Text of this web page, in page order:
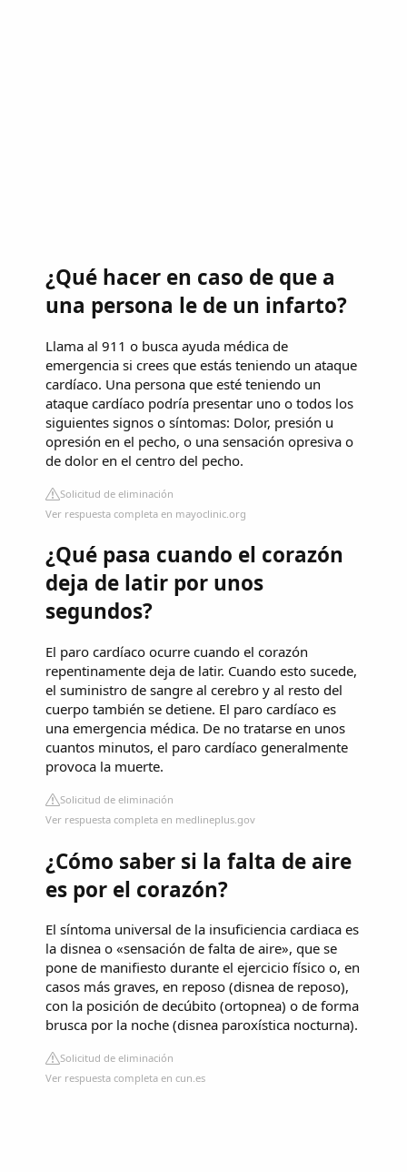
¿Qué hacer en caso de que a
una persona le de un infarto?
Llama al 911 o busca ayuda médica de
emergencia si crees que estás teniendo un ataque
cardíaco. Una persona que esté teniendo un
ataque cardíaco podría presentar uno o todos los
siguientes signos o síntomas: Dolor, presión u
opresión en el pecho, o una sensación opresiva o
de dolor en el centro del pecho.
Solicitud de eliminación
Ver respuesta completa en mayoclinic.org
¿Qué pasa cuando el corazón
deja de latir por unos
segundos?
El paro cardíaco ocurre cuando el corazón
repentinamente deja de latir. Cuando esto sucede,
el suministro de sangre al cerebro y al resto del
cuerpo también se detiene. El paro cardíaco es
una emergencia médica. De no tratarse en unos
cuantos minutos, el paro cardíaco generalmente
provoca la muerte.
Solicitud de eliminación
Ver respuesta completa en medlineplus.gov
¿Cómo saber si la falta de aire
es por el corazón?
El síntoma universal de la insuficiencia cardiaca es
la disnea o «sensación de falta de aire», que se
pone de manifiesto durante el ejercicio físico o, en
casos más graves, en reposo (disnea de reposo),
con la posición de decúbito (ortopnea) o de forma
brusca por la noche (disnea paroxística nocturna).
Solicitud de eliminación
Ver respuesta completa en cun.es